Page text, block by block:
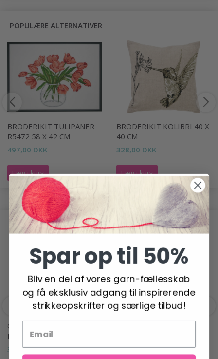
POPULÆRE ALTERNATIVER
BRODERIKIT TULIPANER
R5472 58 X 42 CM
497,00 DKK
Læg i kurv
BRODERIKIT KOLIBRI 40 X
40 CM
328,00 DKK
Læg i kurv
ANDRE HAR OGSÅ SET
GO HANDMADE TENCEL
BAMBOO "FINE"
38,95 DKK
43,95 DKK
Spar op til 50%
Bliv en del af vores garn-fællesskab
og få eksklusiv adgang til inspirerende
strikkeopskrifter og særlige tilbud!